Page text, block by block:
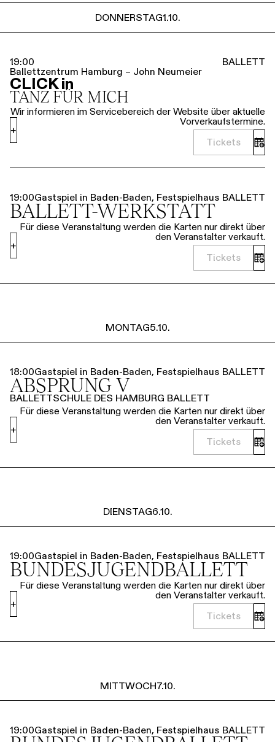
DONNERSTAG1.10.
19:00
Ballettzentrum Hamburg – John Neumeier
BALLETT
CLICK in
TANZ FÜR MICH
Wir informieren im Servicebereich der Website über aktuelle
Vorverkaufstermine.
Tickets
+
19:00Gastspiel in Baden-Baden, Festspielhaus BALLETT
BALLETT-WERKSTATT
Für diese Veranstaltung werden die Karten nur direkt über
den Veranstalter verkauft.
Tickets
+
MONTAG5.10.
18:00Gastspiel in Baden-Baden, Festspielhaus BALLETT
ABSPRUNG V
BALLETTSCHULE DES HAMBURG BALLETT
Für diese Veranstaltung werden die Karten nur direkt über
den Veranstalter verkauft.
Tickets
+
DIENSTAG6.10.
19:00Gastspiel in Baden-Baden, Festspielhaus BALLETT
BUNDESJUGENDBALLETT
Für diese Veranstaltung werden die Karten nur direkt über
den Veranstalter verkauft.
Tickets
+
MITTWOCH7.10.
19:00Gastspiel in Baden-Baden, Festspielhaus BALLETT